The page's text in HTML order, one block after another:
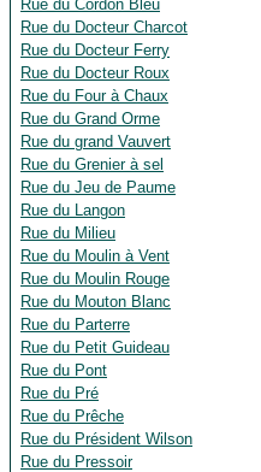
Rue du Cordon Bleu
Rue du Docteur Charcot
Rue du Docteur Ferry
Rue du Docteur Roux
Rue du Four à Chaux
Rue du Grand Orme
Rue du grand Vauvert
Rue du Grenier à sel
Rue du Jeu de Paume
Rue du Langon
Rue du Milieu
Rue du Moulin à Vent
Rue du Moulin Rouge
Rue du Mouton Blanc
Rue du Parterre
Rue du Petit Guideau
Rue du Pont
Rue du Pré
Rue du Prêche
Rue du Président Wilson
Rue du Pressoir